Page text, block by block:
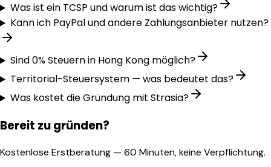
Was ist ein TCSP und warum ist das wichtig?
Kann ich PayPal und andere Zahlungsanbieter nutzen?
Sind 0% Steuern in Hong Kong möglich?
Territorial-Steuersystem — was bedeutet das?
Was kostet die Gründung mit Strasia?
Bereit zu gründen?
Kostenlose Erstberatung — 60 Minuten, keine Verpflichtung.